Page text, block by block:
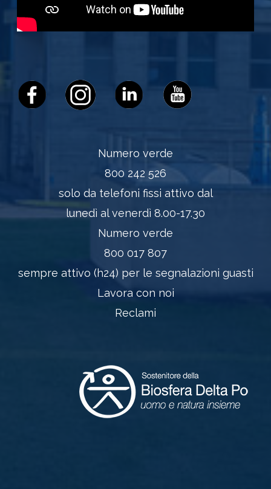
Numero verde
800 242 526
solo da telefoni fissi attivo dal
lunedì al venerdì 8.00-17.30
Numero verde
800 017 807
sempre attivo (h24) per le segnalazioni guasti
Lavora con noi
Reclami